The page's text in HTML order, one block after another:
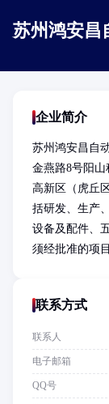
苏州鸿安昌
企业简介
苏州鸿安昌自
金燕路8号阳山
高新区（虎丘
括研发、生产
设备及配件、
须经批准的项
联系方式
联系人
电子邮箱
QQ号